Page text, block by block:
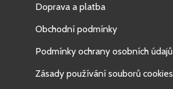
Doprava a platba
Obchodní podmínky
Podmínky ochrany osobních údajů
Zásady používání souborů cookies